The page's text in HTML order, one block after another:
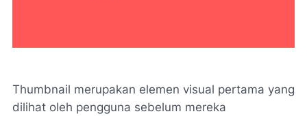
Thumbnail merupakan elemen visual pertama yang
dilihat oleh pengguna sebelum mereka